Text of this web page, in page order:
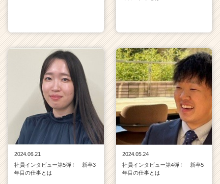
2024.06.21
社員インタビュー第5弾！ 新卒3
年目の仕事とは
2024.05.24
社員インタビュー第4弾！ 新卒5
年目の仕事とは